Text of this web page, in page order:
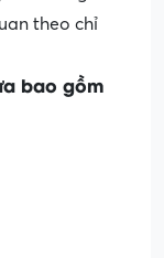
theo chỉ
bao gồm